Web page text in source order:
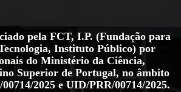
pela FCT, I.P. (Fundação para
Instituto Público) por
do Ministério da Ciência,
Superior de Portugal, no âmbito
2025 e UID/PRR/00714/2025.